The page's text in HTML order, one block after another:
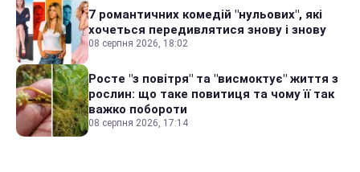
7 романтичних комедій "нульових", які
хочеться передивлятися знову і знову
08 серпня 2026, 18:02
Росте "з повітря" та "висмоктує" життя з
рослин: що таке повитиця та чому її так
важко побороти
08 серпня 2026, 17:14